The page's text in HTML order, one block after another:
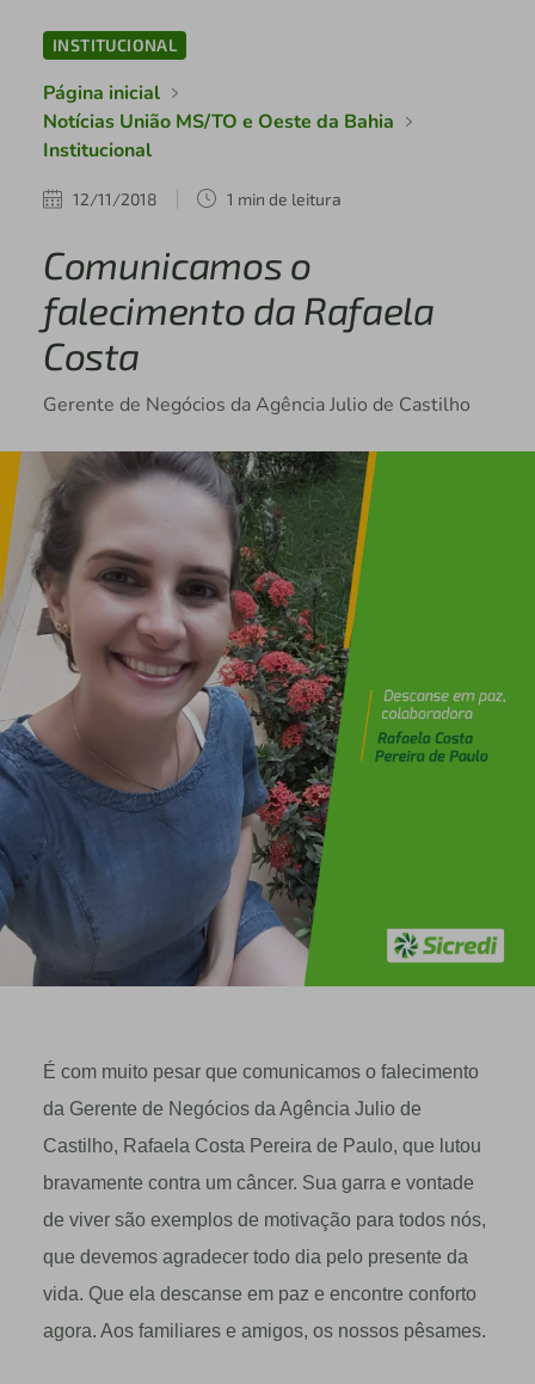
INSTITUCIONAL
Página inicial
Notícias União MS/TO e Oeste da Bahia
Institucional
12/11/2018 1 min de leitura
Comunicamos o
falecimento da Rafaela
Costa
Gerente de Negócios da Agência Julio de Castilho
É com muito pesar que comunicamos o falecimento
da Gerente de Negócios da Agência Julio de
Castilho, Rafaela Costa Pereira de Paulo, que lutou
bravamente contra um câncer. Sua garra e vontade
de viver são exemplos de motivação para todos nós,
que devemos agradecer todo dia pelo presente da
vida. Que ela descanse em paz e encontre conforto
agora. Aos familiares e amigos, os nossos pêsames.